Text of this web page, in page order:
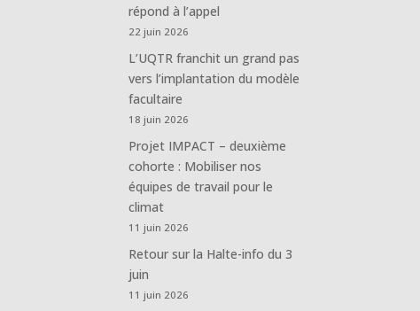
répond à l’appel
22 juin 2026
L’UQTR franchit un grand pas
vers l’implantation du modèle
facultaire
18 juin 2026
Projet IMPACT – deuxième
cohorte : Mobiliser nos
équipes de travail pour le
climat
11 juin 2026
Retour sur la Halte-info du 3
juin
11 juin 2026